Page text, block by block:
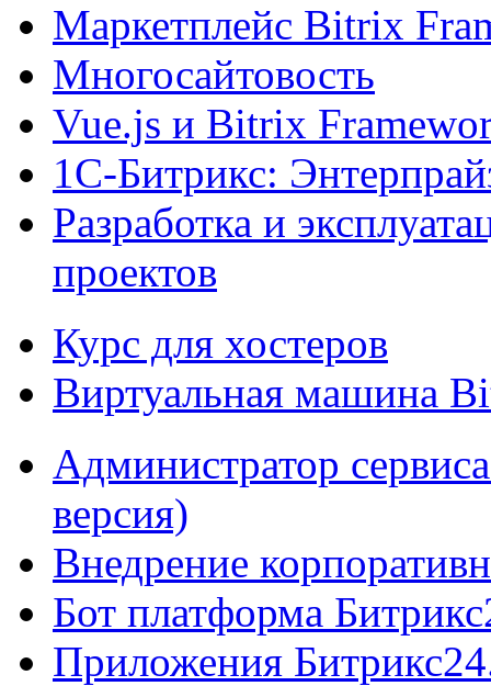
Маркетплейс Bitrix
Многосайтовость
Vue.js и Bitrix
1С-Битрикс:
Разработка и
проектов
Курс для хостеров
Виртуальная машина
Администратор
версия)
Внедрение
Бот платформа
Приложения